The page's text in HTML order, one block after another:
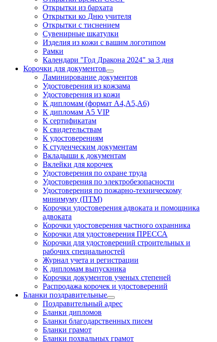
Открытки из бархата
Открытки ко Дню учителя
Открытки с тиснением
Сувенирные шкатулки
Изделия из кожи с вашим логотипом
Рамки
Календари "Год Дракона 2024" за 3 дня
Корочки для документов
Ламинирование документов
Удостоверения из кожзама
Удостоверения из кожи
К дипломам (формат А4,А5,А6)
К дипломам А5 VIP
К сертификатам
К свидетельствам
К удостоверениям
К студенческим документам
Вкладыши к документам
Вклейки для корочек
Удостоверения по охране труда
Удостоверения по электробезопасности
Удостоверения по пожарно-техническому
минимуму (ПТМ)
Корочки удостоверения адвоката и помощника
адвоката
Корочки удостоверения частного охранника
Корочки для удостоверения ПРЕССА
Корочки для удостоверений строительных и
рабочих специальностей
Журнал учета и регистрации
К дипломам выпускника
Корочки документов ученых степеней
Распродажа корочек и удостоверений
Бланки поздравительные
Поздравительный адрес
Бланки дипломов
Бланки благодарственных писем
Бланки грамот
Бланки похвальных грамот